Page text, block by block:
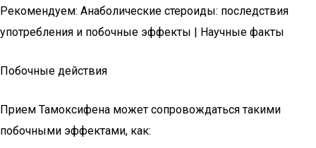
Рекомендуем: Анаболические стероиды: последствия
употребления и побочные эффекты | Научные факты
Побочные действия
Прием Тамоксифена может сопровождаться такими
побочными эффектами, как: